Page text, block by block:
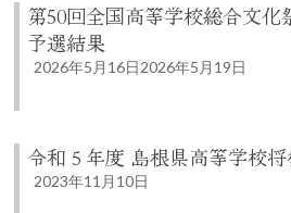
第50回全国高等学校総合文
予選結果
2026年5月16日2026年5月19日
令和５年度 島根県高等学校
2023年11月10日